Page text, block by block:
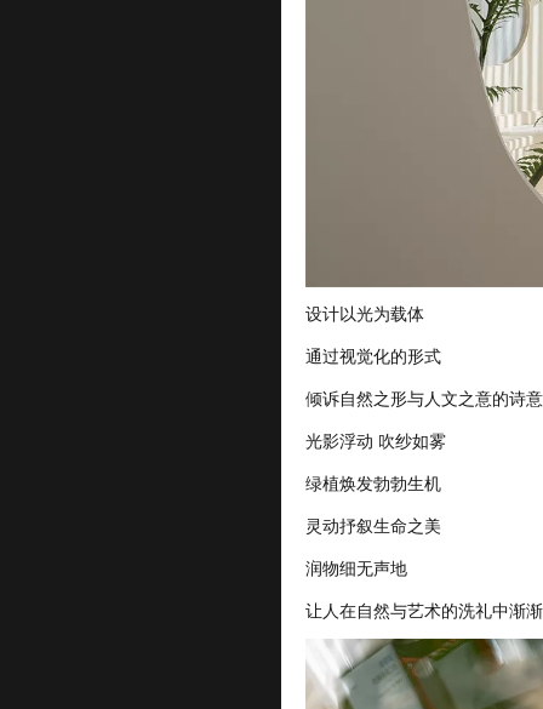
设计以光为载体
通过视觉化的形式
倾诉自然之形与人文之意的诗
光影浮动 吹纱如雾
绿植焕发勃勃生机
灵动抒叙生命之美
润物细无声地
让人在自然与艺术的洗礼中渐